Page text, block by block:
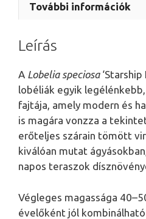
További információk
Leírás
A Lobelia speciosa‘Starship
lobéliák egyik
fajtája, amely modern és
is magára vonzza a
erőteljes szárain tömött
kiválóan mutat
napos teraszok
Végleges magassága
évelőként jól